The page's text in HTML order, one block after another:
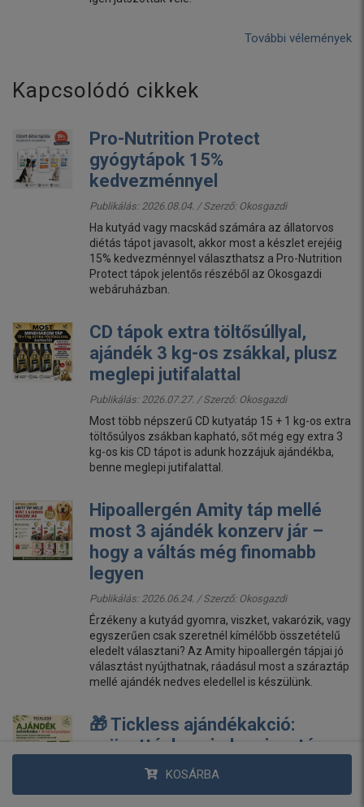
KOSÁRBA
További vélemények
Kapcsolódó cikkek
Pro-Nutrition Protect
gyógytápok 15%
kedvezménnyel
Publikálás: 2026.08.04. / Szerző: Okosgazdi
Ha kutyád vagy macskád számára az állatorvos
diétás tápot javasolt, akkor most a készlet erejéig
15% kedvezménnyel választhatsz a Pro-Nutrition
Protect tápok jelentős részéből az Okosgazdi
webáruházban.
CD tápok extra töltősúllyal,
ajándék 3 kg-os zsákkal, plusz
meglepi jutifalattal
Publikálás: 2026.07.27. / Szerző: Okosgazdi
Most több népszerű CD kutyatáp 15 + 1 kg-os extra
töltősúlyos zsákban kapható, sőt még egy extra 3
kg-os kis CD tápot is adunk hozzájuk ajándékba,
benne meglepi jutifalattal.
Hipoallergén Amity táp mellé
most 3 ajándék konzerv jár –
hogy a váltás még finomabb
legyen
Publikálás: 2026.06.24. / Szerző: Okosgazdi
Érzékeny a kutyád gyomra, viszket, vakarózik, vagy
egyszerűen csak szeretnél kímélőbb összetételű
eledelt választani? Az Amity hipoallergén tápjai jó
választást nyújthatnak, ráadásul most a száraztáp
mellé ajándék nedves eledellel is készülünk.
🎁 Tickless ajándékakció:
szövettáska minden riasztó
mellé – Mini USB-hez extra